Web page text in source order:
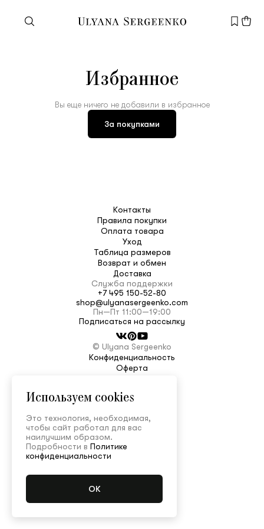
Служба поддержки+7 495 105 70 25
Пн—Пт 11—19
Электронная почта
Повтор пароля
Нажимая на кнопку "Регистрация", вы соглашаетесь с
политики конфиденциальности
Зарегистрированный
Избранное
Вы еще ничего не добавили в избранное
За покупками
Используем cookies
Это технология, необходимая,
чтобы сайт работал для вас
наилучшим образом.
Подробности в Политике
конфиденциальности
Контакты
Правила покупки
Оплата товара
Уход
Таблица размеров
Возврат и обмен
Доставка
Служба поддержки
+7 495 150-52-80
shop@ulyanasergeenko.com
Пн—Пт 11:00—19:00
Подписаться на рассылку
© Ulyana Sergeenko
Конфиденциальность
Оферта